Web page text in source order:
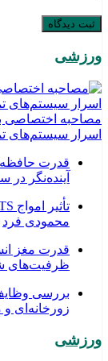
ورزشی
مصاحبه اختصاصی با
اسرار سیستم‌های
قدرت حافظه
آینده‌نگر
محمودی فرد
قدرت مغز
ظرفیت‌های
بررسی
زورخانه‌ای
ورزشی